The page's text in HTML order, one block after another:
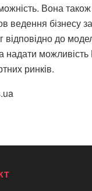
Вона
ведення бізнесу
відповідно до
надати
ринків.